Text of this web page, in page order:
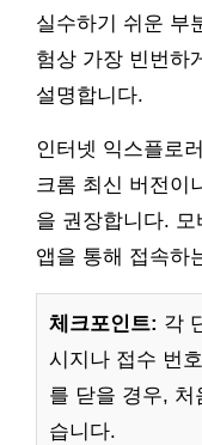
실수하기 쉬운 부
험상 가장 빈번하
설명합니다.
인터넷 익스플로
크롬 최신 버전이
을 권장합니다.
앱을 통해 접속하
체크포인트: 각
시지나 접수 번
를 닫을 경우, 처
습니다.